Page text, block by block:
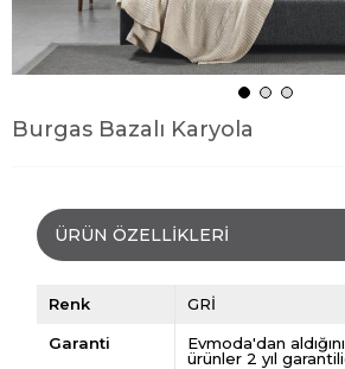
Burgas Bazalı Karyola
ÜRÜN ÖZELLIKLERI
Renk GRİ
Garanti
Evmoda'dan
ürünler 2 yıl